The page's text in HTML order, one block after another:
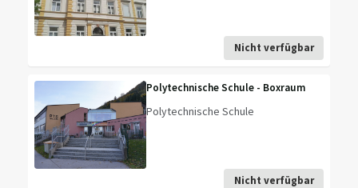
Nicht verfügbar
Polytechnische Schule - Boxraum
Polytechnische Schule
Nicht verfügbar